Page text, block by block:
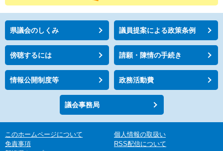
県議会のしくみ 議員提案による政策条例
傍聴するには 請願・陳情の手続き
情報公開制度等 政務活動費
議会事務局
このホームページについて
個人情報の取扱い
免責事項
RSS配信について